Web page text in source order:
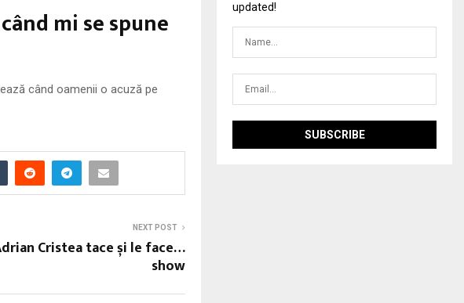
mi se spune
când oamenii o acuză pe
NEXT POST
Cristea tace și le face…
show
updated!